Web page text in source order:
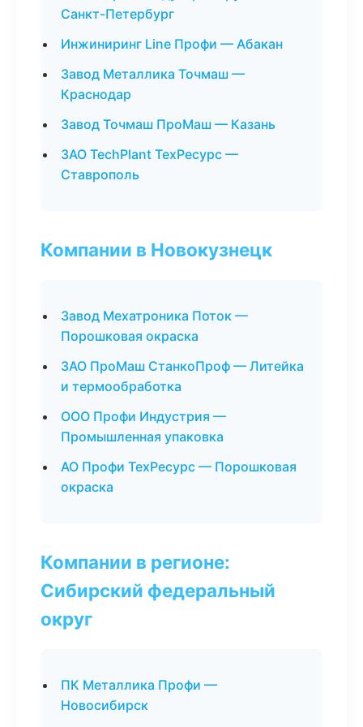
Санкт-Петербург
Инжиниринг Line Профи — Абакан
Завод Металлика Точмаш —
Краснодар
Завод Точмаш ПроМаш — Казань
ЗАО TechPlant ТехРесурс —
Ставрополь
Компании в Новокузнецк
Завод Мехатроника Поток —
Порошковая окраска
ЗАО ПроМаш СтанкоПроф — Литейка
и термообработка
ООО Профи Индустрия —
Промышленная упаковка
АО Профи ТехРесурс — Порошковая
окраска
Компании в регионе:
Сибирский федеральный
округ
ПК Металлика Профи —
Новосибирск